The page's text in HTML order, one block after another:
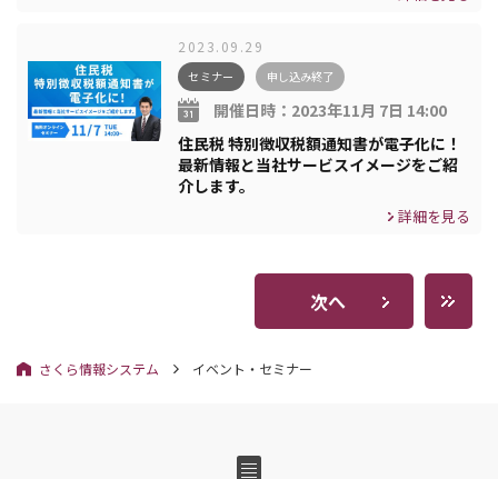
2023.09.29
セミナー 申し込み終了
開催日時： 2023年11月 7日 14:00
住民税 特別徴収税額通知書が電子化に！
最新情報と当社サービスイメージをご紹
介します。
詳細を見る
次へ
さくら情報システム イベント・セミナー